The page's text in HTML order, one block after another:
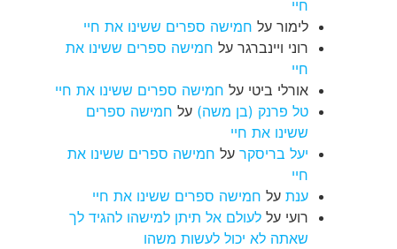
חיי
לימור על חמישה ספרים ששינו את חיי
רוני ויינברגר על חמישה ספרים ששינו את
חיי
אורלי ביטי על חמישה ספרים ששינו את חיי
טל פרנק (בן משה) על חמישה ספרים
ששינו את חיי
יעל בריסקר על חמישה ספרים ששינו את
חיי
ענת על חמישה ספרים ששינו את חיי
רועי על לעולם אל תיתן למישהו להגיד לך
שאתה לא יכול לעשות משהו